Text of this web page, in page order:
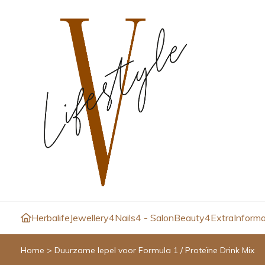
HerbalifeJewellery4Nails4 - SalonBeauty4Extra
Home > Duurzame lepel voor Formula 1 / Proteïne Drink Mix